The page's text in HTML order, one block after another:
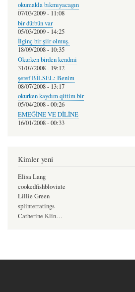
okumakla bıkmıyacagın
07/03/2009 - 11:08
bir dürbün var
05/03/2009 - 14:25
İlginç bir şiir olmuş.
18/09/2008 - 10:35
Okurken birden kendmi
31/07/2008 - 19:12
şeref BİLSEL: Benim
08/07/2008 - 13:17
okurken kaydım qittim bir
05/04/2008 - 00:26
EMEĞİNE VE DİLİNE
16/01/2008 - 00:33
Kimler yeni
Elisa Lang
cookedfishbloviate
Lillie Green
splinterratings
Catherine Klin…